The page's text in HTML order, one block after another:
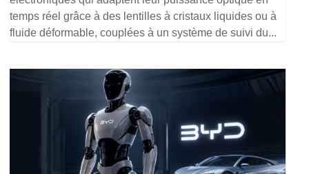
temps réel grâce à des lentilles à cristaux liquides ou à
fluide déformable, couplées à un système de suivi du...